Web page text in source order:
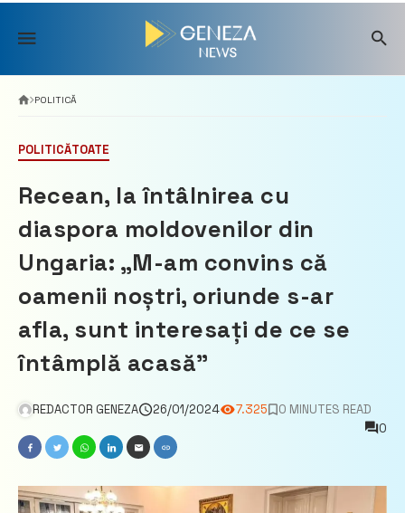
Skip
content
POLITICĂ
POLITICĂTOATE
Recean, la întâlnirea cu
diaspora moldovenilor din
Ungaria: „M-am convins că
oamenii noștri, oriunde s-ar
afla, sunt interesați de ce se
întâmplă acasă”
REDACTOR GENEZA 26/01/2024 7.325
0 MINUTES READ
0